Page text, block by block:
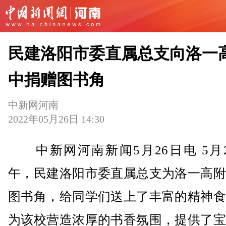
民建洛阳市委直属总支向洛一
中捐赠图书角
中新网河南
2022年05月26日 14:30
中新网河南新闻5月26日电 5月
午，民建洛阳市委直属总支为洛一高
图书角，给同学们送上了丰富的精神
为该校营造浓厚的书香氛围，提供了